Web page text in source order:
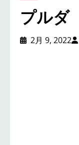
プルダ
2月 9, 2022